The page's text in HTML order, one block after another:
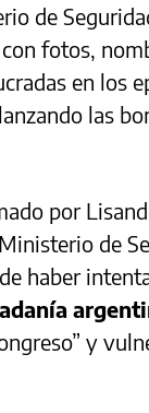
de
fotos,
en los
las
por
de
haber
y